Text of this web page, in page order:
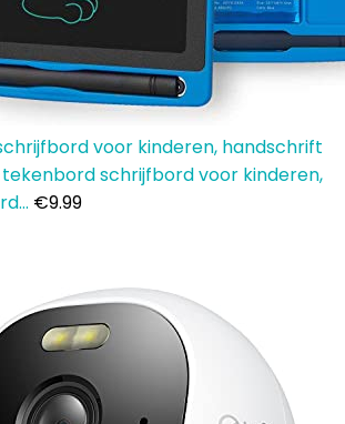
voor kinderen, handschrift
schrijfbord voor kinderen,
€9.99